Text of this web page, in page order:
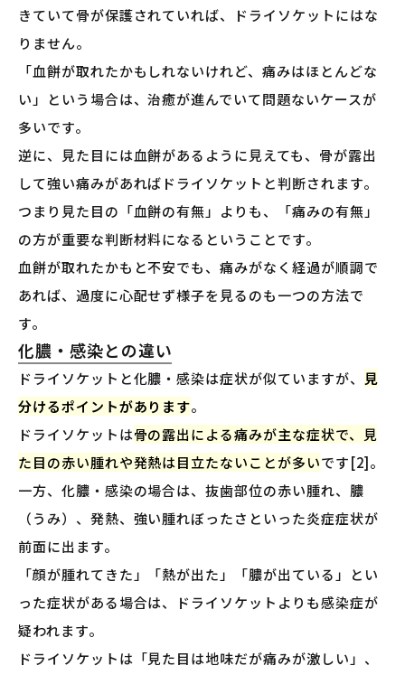
きていて骨が保護されていれば、ドライソケットにはな
りません。
「血餅が取れたかもしれないけれど、痛みはほとんどな
い」という場合は、治癒が進んでいて問題ないケースが
多いです。
逆に、見た目には血餅があるように見えても、骨が露出
して強い痛みがあればドライソケットと判断されます。
つまり見た目の「血餅の有無」よりも、「痛みの有無」
の方が重要な判断材料になるということです。
血餅が取れたかもと不安でも、痛みがなく経過が順調で
あれば、過度に心配せず様子を見るのも一つの方法で
す。
化膿・感染との違い
ドライソケットと化膿・感染は症状が似ていますが、
見
分けるポイントがあります。
ドライソケットは骨の露出による痛みが主な症状で、見
た目の赤い腫れや発熱は目立たないことが多いです[2]。
一方、化膿・感染の場合は、抜歯部位の赤い腫れ、膿
（うみ）、発熱、強い腫れぼったさといった炎症症状が
前面に出ます。
「顔が腫れてきた」「熱が出た」「膿が出ている」とい
った症状がある場合は、ドライソケットよりも感染症が
疑われます。
ドライソケットは「見た目は地味だが痛みが激しい」、